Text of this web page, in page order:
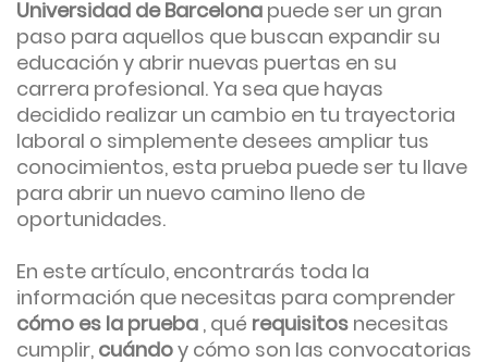
Universidad de Barcelona puede ser un gran
paso para aquellos que buscan expandir su
educación y abrir nuevas puertas en su
carrera profesional. Ya sea que hayas
decidido realizar un cambio en tu trayectoria
laboral o simplemente desees ampliar tus
conocimientos, esta prueba puede ser tu llave
para abrir un nuevo camino lleno de
oportunidades.
En este artículo, encontrarás toda la
información que necesitas para comprender
cómo es la prueba , qué requisitos necesitas
cumplir, cuándoy cómo son las convocatorias